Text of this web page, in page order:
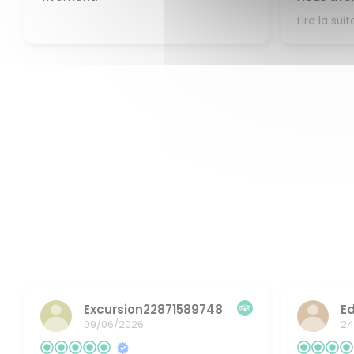
déjeuner
Un
ravis
séjour,
votre
Lire la
Excursion22871589748
09/06/2026